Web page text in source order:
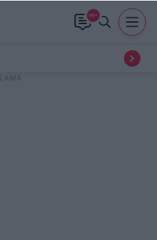
99+